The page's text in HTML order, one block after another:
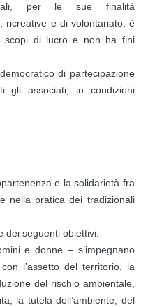
per le sue finalità
ricreative e di volontariato, è
scopi di lucro e non ha fini
di partecipazione
gli associati, in condizioni
e la solidarietà fra
nella pratica dei tradizionali
dei seguenti obiettivi:
e donne – s’impegnano
l’assetto del territorio, la
del rischio ambientale,
la tutela dell’ambiente, del